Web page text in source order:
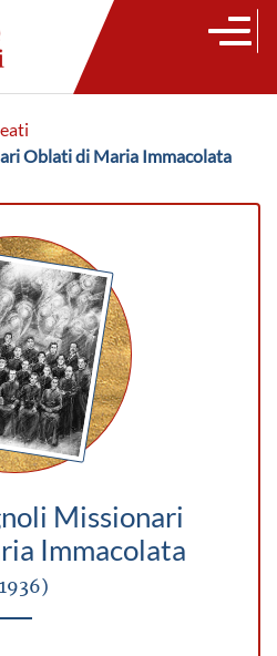
Oblati di Maria Immacolata
Missionari
Immacolata